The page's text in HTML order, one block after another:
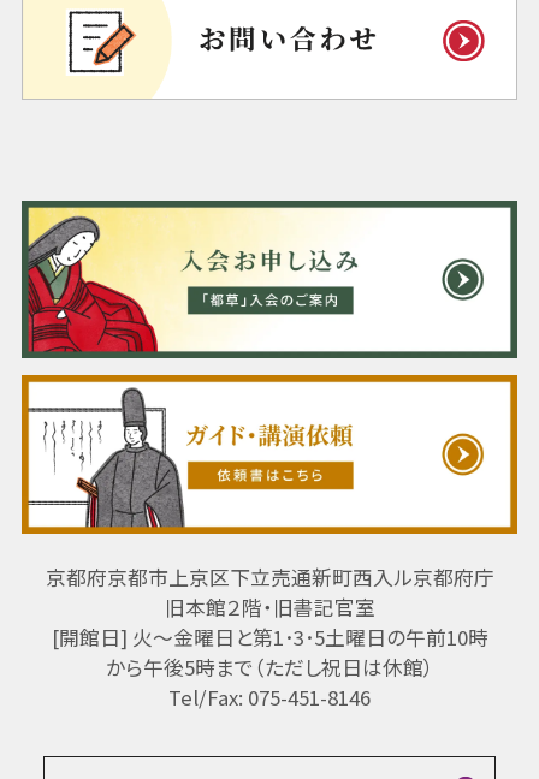
京都府京都市上京区下立売通新町西入ル京都府庁
旧本館２階・旧書記官室
[開館日] 火～金曜日と第1･3･5土曜日の午前10時
から午後5時まで（ただし祝日は休館）
Tel/Fax: 075-451-8146